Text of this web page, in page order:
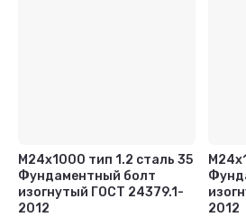
М24x1000 тип 1.2 сталь 35
Фундаментный болт
изогнутый ГОСТ 24379.1-
2012
2012